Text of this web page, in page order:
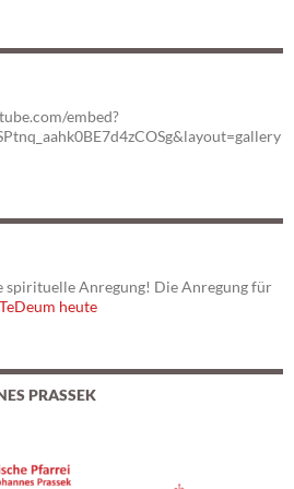
embed?
spirituelle Anregung! Die Anregung für
heute
PRASSEK